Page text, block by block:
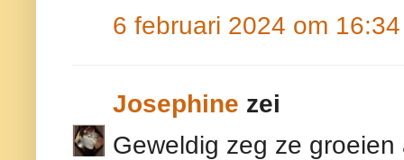
6 februari 2024 om 16:34
Josephine zei
Geweldig zeg ze